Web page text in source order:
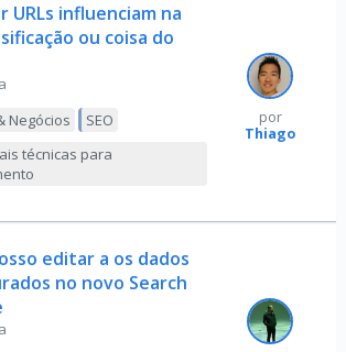
URLs influenciam na
ou coisa do
Negócios
SEO
técnicas para
por
Thiago
editar a os dados
no novo Search